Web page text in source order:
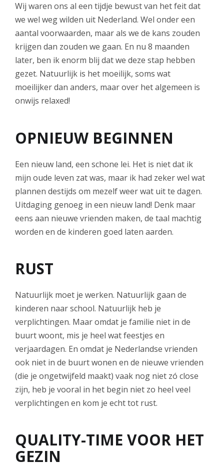
Wij waren ons al een tijdje bewust van het feit dat
we wel weg wilden uit Nederland. Wel onder een
aantal voorwaarden, maar als we de kans zouden
krijgen dan zouden we gaan. En nu 8 maanden
later, ben ik enorm blij dat we deze stap hebben
gezet. Natuurlijk is het moeilijk, soms wat
moeilijker dan anders, maar over het algemeen is
onwijs relaxed!
OPNIEUW BEGINNEN
Een nieuw land, een schone lei. Het is niet dat ik
mijn oude leven zat was, maar ik had zeker wel wat
plannen destijds om mezelf weer wat uit te dagen.
Uitdaging genoeg in een nieuw land! Denk maar
eens aan nieuwe vrienden maken, de taal machtig
worden en de kinderen goed laten aarden.
RUST
Natuurlijk moet je werken. Natuurlijk gaan de
kinderen naar school. Natuurlijk heb je
verplichtingen. Maar omdat je familie niet in de
buurt woont, mis je heel wat feestjes en
verjaardagen. En omdat je Nederlandse vrienden
ook niet in de buurt wonen en de nieuwe vrienden
(die je ongetwijfeld maakt) vaak nog niet zó close
zijn, heb je vooral in het begin niet zo heel veel
verplichtingen en kom je echt tot rust.
QUALITY-TIME VOOR HET
GEZIN